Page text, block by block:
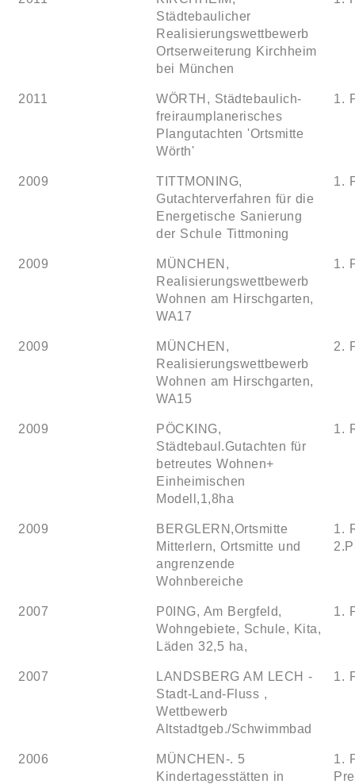
Städtebaulicher
Realisierungswettbewerb
Ortserweiterung Kirchheim
bei München
2011
WÖRTH, Städtebaulich-
freiraumplanerisches
Plangutachten 'Ortsmitte
Wörth'
1.
2009
TITTMONING,
Gutachterverfahren für die
Energetische Sanierung
der Schule Tittmoning
1.
2009
MÜNCHEN,
Realisierungswettbewerb
Wohnen am Hirschgarten,
WA17
1.
2009
MÜNCHEN,
Realisierungswettbewerb
Wohnen am Hirschgarten,
WA15
2.
2009
PÖCKING,
Städtebaul.Gutachten für
betreutes Wohnen+
Einheimischen
Modell,1,8ha
1.
2009
BERGLERN,Ortsmitte
Mitterlern, Ortsmitte und
angrenzende
Wohnbereiche
1.
2007
P0ING, Am Bergfeld,
Wohngebiete, Schule, Kita,
Läden 32,5 ha,
1.
2007
LANDSBERG AM LECH -
Stadt-Land-Fluss ,
Wettbewerb
Altstadtgeb./Schwimmbad
1.
2006
MÜNCHEN-. 5
Kindertagesstätten in
1.